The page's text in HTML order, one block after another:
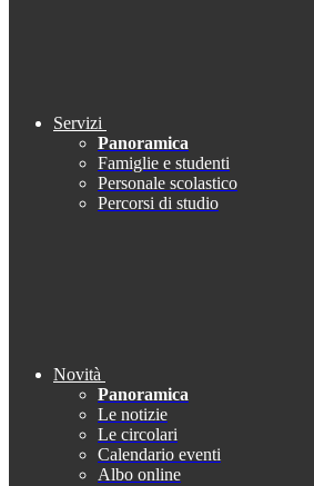
Servizi
Panoramica
Famiglie e studenti
Personale scolastico
Percorsi di studio
Novità
Panoramica
Le notizie
Le circolari
Calendario eventi
Albo online